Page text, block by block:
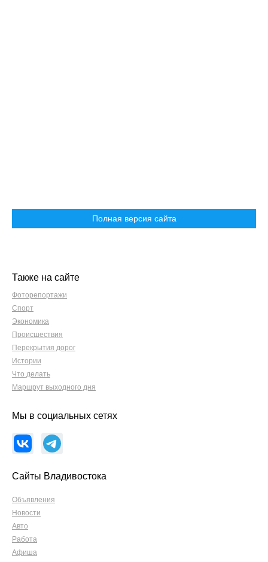
Полная версия сайта
Также на сайте
Фоторепортажи
Спорт
Экономика
Происшествия
Перекрытия дорог
Истории
Что делать
Маршрут выходного дня
Мы в социальных сетях
Сайты Владивостока
Объявления
Новости
Авто
Работа
Афиша